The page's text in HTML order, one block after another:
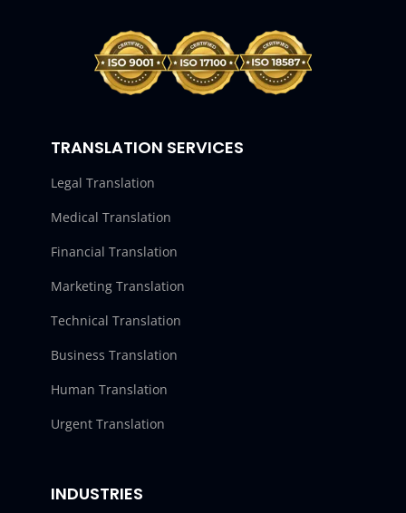
TRANSLATION SERVICES
Legal Translation
Medical Translation
Financial Translation
Marketing Translation
Technical Translation
Business Translation
Human Translation
Urgent Translation
INDUSTRIES